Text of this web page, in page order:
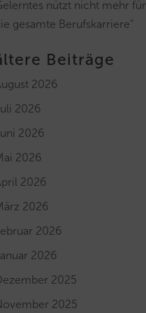
nützt nicht mehr für
gesamte Berufskarriere“
Beiträge
2026
2026
2026
2026
2026
2026
2026
2026
2025
2025